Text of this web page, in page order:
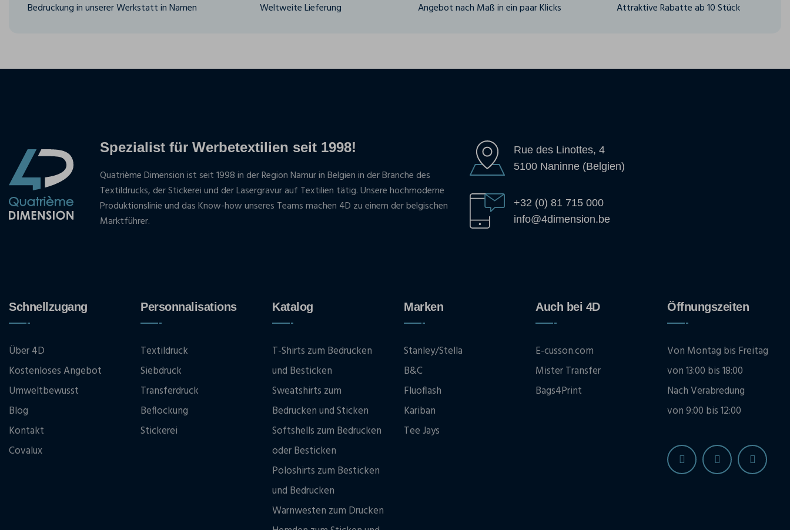
Bedruckung in unserer Werkstatt in Namen Weltweite Lieferung Angebot nach Maß in ein paar Klicks Attraktive Rabatte ab 10 Stück
Spezialist für Werbetextilien seit 1998!
Quatrième Dimension ist seit 1998 in der Region Namur in Belgien in der Branche des
Textildrucks, der Stickerei und der Lasergravur auf Textilien tätig. Unsere hochmoderne
Produktionslinie und das Know-how unseres Teams machen 4D zu einem der belgischen
Marktführer.
Rue des Linottes, 4
5100 Naninne (Belgien)
+32 (0) 81 715 000
info@4dimension.be
Schnellzugang
Über 4D
Kostenloses Angebot
Umweltbewusst
Blog
Kontakt
Covalux
Personnalisations
Textildruck
Siebdruck
Transferdruck
Beflockung
Stickerei
Katalog
T-Shirts zum Bedrucken
und Besticken
Sweatshirts zum
Bedrucken und Sticken
Softshells zum Bedrucken
oder Besticken
Poloshirts zum Besticken
und Bedrucken
Warnwesten zum Drucken
Marken
Stanley/Stella
B&C
Fluoflash
Kariban
Tee Jays
Auch bei 4D
E-cusson.com
Mister Transfer
Bags4Print
Öffnungszeiten
Von Montag bis Freitag
von 13:00 bis 18:00
Nach Verabredung
von 9:00 bis 12:00